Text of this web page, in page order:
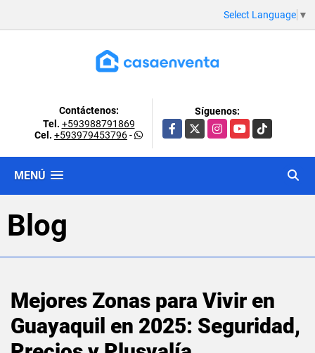
Select Language ▼
Contáctenos:
Tel. +593988791869
Cel. +593979453796-
Síguenos:
Facebook
X InstagramYouTubeTikTok
MENÚ
Blog
Mejores Zonas para Vivir en
Guayaquil en 2025: Seguridad,